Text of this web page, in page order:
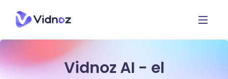
Vidnoz AI - el